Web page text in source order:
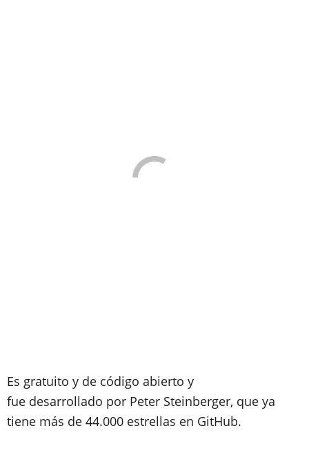
Es gratuito y de código abierto y
fue desarrollado por Peter Steinberger, que ya
tiene más de 44.000 estrellas en GitHub.